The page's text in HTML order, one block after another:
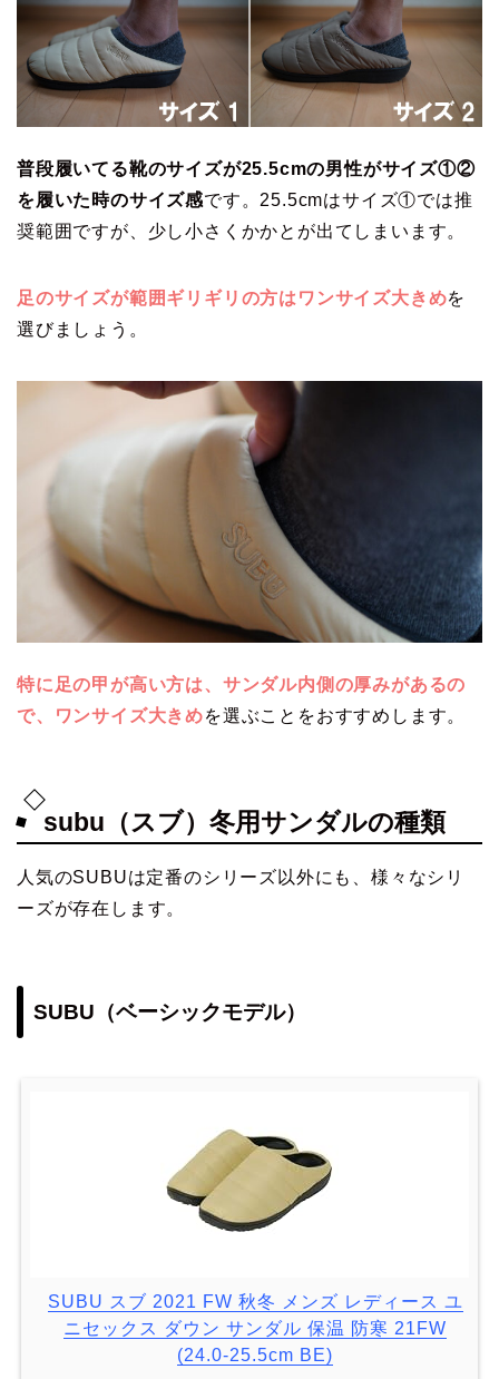
普段履いてる靴のサイズが25.5cmの男性がサイズ①②
を履いた時のサイズ感です。25.5cmはサイズ①では推
奨範囲ですが、少し小さくかかとが出てしまいます。
足のサイズが範囲ギリギリの方はワンサイズ大きめを
選びましょう。
特に足の甲が高い方は、サンダル内側の厚みがあるの
で、ワンサイズ大きめを選ぶことをおすすめします。
subu（スブ）冬用サンダルの種類
人気のSUBUは定番のシリーズ以外にも、様々なシリ
ーズが存在します。
SUBU（ベーシックモデル）
SUBU スブ 2021 FW 秋冬 メンズ レディース ユ
ニセックス ダウン サンダル 保温 防寒 21FW
(24.0-25.5cm BE)